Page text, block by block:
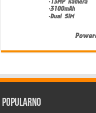
Popularno